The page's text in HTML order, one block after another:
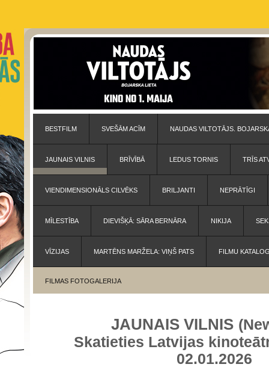
BESTFILM SVEŠĀM ACĪM NAUDAS VILTOTĀJS.
JAUNAIS VILNIS BRĪVĪBĀ LEDUS TORNIS TRĪS
VIENDIMENSIONĀLS CILVĒKS BRILJANTI NEPRĀTĪGI
MĪLESTĪBA DIEVIŠĶĀ: SĀRA BERNĀRA NIKIJA
VĪZIJAS MARTĒNS MARŽELA: VIŅŠ PATS FILMU
FILMAS FOTOGALERIJA
JAUNAIS VILNIS
Skatieties Latvijas
02.01.2026